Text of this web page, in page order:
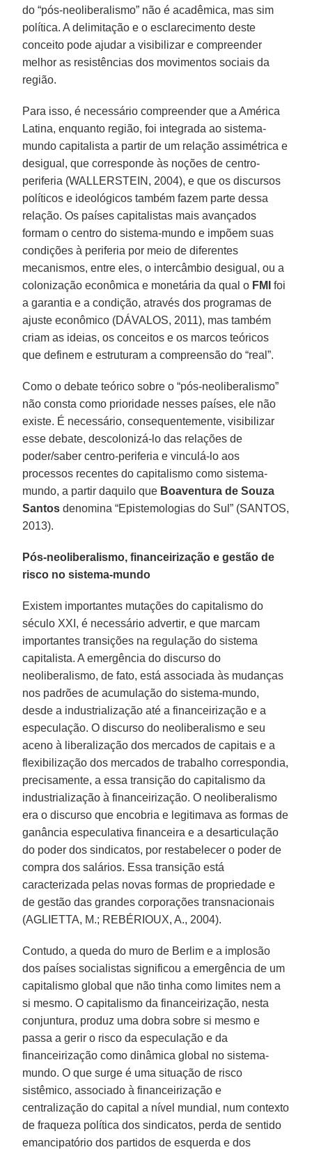
do “pós-neoliberalismo” não é acadêmica, mas sim
política. A delimitação e o esclarecimento deste
conceito pode ajudar a visibilizar e compreender
melhor as resistências dos movimentos sociais da
região.
Para isso, é necessário compreender que a América
Latina, enquanto região, foi integrada ao sistema-
mundo capitalista a partir de um relação assimétrica e
desigual, que corresponde às noções de centro-
periferia (WALLERSTEIN, 2004), e que os discursos
políticos e ideológicos também fazem parte dessa
relação. Os países capitalistas mais avançados
formam o centro do sistema-mundo e impõem suas
condições à periferia por meio de diferentes
mecanismos, entre eles, o intercâmbio desigual, ou a
colonização econômica e monetária da qual o FMI foi
a garantia e a condição, através dos programas de
ajuste econômico (DÁVALOS, 2011), mas também
criam as ideias, os conceitos e os marcos teóricos
que definem e estruturam a compreensão do “real”.
Como o debate teórico sobre o “pós-neoliberalismo”
não consta como prioridade nesses países, ele não
existe. É necessário, consequentemente, visibilizar
esse debate, descolonizá-lo das relações de
poder/saber centro-periferia e vinculá-lo aos
processos recentes do capitalismo como sistema-
mundo, a partir daquilo que Boaventura de Souza
Santos denomina “Epistemologias do Sul” (SANTOS,
2013).
Pós-neoliberalismo, financeirização e gestão de
risco no sistema-mundo
Existem importantes mutações do capitalismo do
século XXI, é necessário advertir, e que marcam
importantes transições na regulação do sistema
capitalista. A emergência do discurso do
neoliberalismo, de fato, está associada às mudanças
nos padrões de acumulação do sistema-mundo,
desde a industrialização até a financeirização e a
especulação. O discurso do neoliberalismo e seu
aceno à liberalização dos mercados de capitais e a
flexibilização dos mercados de trabalho correspondia,
precisamente, a essa transição do capitalismo da
industrialização à financeirização. O neoliberalismo
era o discurso que encobria e legitimava as formas de
ganância especulativa financeira e a desarticulação
do poder dos sindicatos, por restabelecer o poder de
compra dos salários. Essa transição está
caracterizada pelas novas formas de propriedade e
de gestão das grandes corporações transnacionais
(AGLIETTA, M.; REBÉRIOUX, A., 2004).
Contudo, a queda do muro de Berlim e a implosão
dos países socialistas significou a emergência de um
capitalismo global que não tinha como limites nem a
si mesmo. O capitalismo da financeirização, nesta
conjuntura, produz uma dobra sobre si mesmo e
passa a gerir o risco da especulação e da
financeirização como dinâmica global no sistema-
mundo. O que surge é uma situação de risco
sistêmico, associado à financeirização e
centralização do capital a nível mundial, num contexto
de fraqueza política dos sindicatos, perda de sentido
emancipatório dos partidos de esquerda e dos